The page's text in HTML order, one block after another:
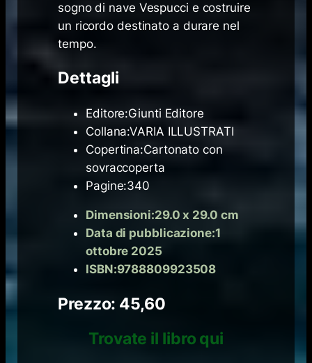
sogno di nave Vespucci e costruire
un ricordo destinato a durare nel
tempo.
Dettagli
Editore:Giunti Editore
Collana:VARIA ILLUSTRATI
Copertina:Cartonato con
sovraccoperta
Pagine:340
Dimensioni:29.0 x 29.0 cm
Data di pubblicazione:1
ottobre 2025
ISBN:9788809923508
Prezzo: 45,60
Trovate il libro qui